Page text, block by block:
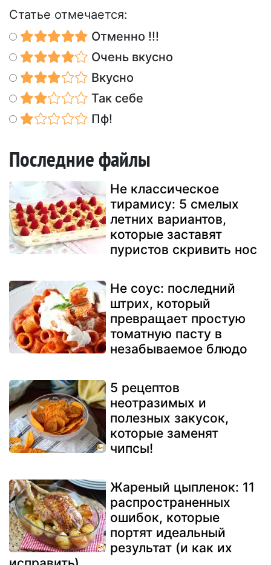
Статье отмечается:
Отменно !!!
Очень вкусно
Вкусно
Так себе
Пф!
Последние файлы
Не классическое
тирамису: 5 смелых
летних вариантов,
которые заставят
пуристов скривить нос
Не соус: последний
штрих, который
превращает простую
томатную пасту в
незабываемое блюдо
5 рецептов
неотразимых и
полезных закусок,
которые заменят
чипсы!
Жареный цыпленок: 11
распространенных
ошибок, которые
портят идеальный
результат (и как их